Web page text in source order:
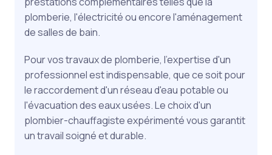
plomberie, l'électricité ou encore l'aménagement
de salles de bain.
Pour vos travaux de plomberie, l'expertise d'un
professionnel est indispensable, que ce soit pour
le raccordement d'un réseau d'eau potable ou
l'évacuation des eaux usées. Le choix d'un
plombier-chauffagiste expérimenté vous garantit
un travail soigné et durable.